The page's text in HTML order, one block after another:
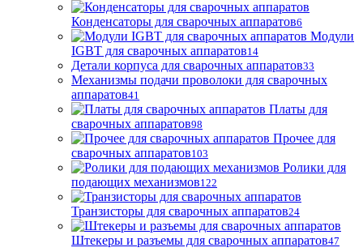
Конденсаторы для сварочных аппаратов6
Модули
IGBT для сварочных аппаратов14
Детали корпуса для сварочных аппаратов33
Механизмы подачи проволоки для сварочных
аппаратов41
Платы для
сварочных аппаратов98
Прочее для
сварочных аппаратов103
Ролики для
подающих механизмов122
Транзисторы для сварочных аппаратов24
Штекеры и разъемы для сварочных аппаратов47